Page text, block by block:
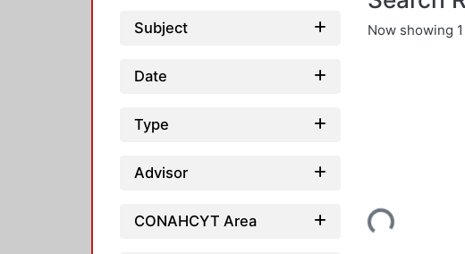
Subject
Date
Type
Advisor
CONAHCYT Area
Now showing
Loading...